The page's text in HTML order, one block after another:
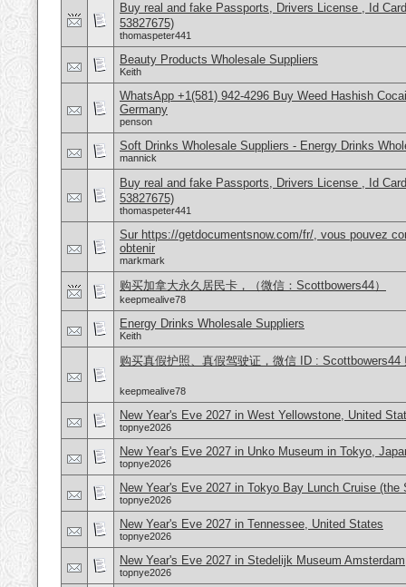
Buy real and fake Passports, Drivers License , Id
53827675)
thomaspeter441
Beauty Products Wholesale Suppliers
Keith
WhatsApp +1(581) 942-4296 Buy Weed Hashish
Germany
penson
Soft Drinks Wholesale Suppliers - Energy Drinks
mannick
Buy real and fake Passports, Drivers License , Id
53827675)
thomaspeter441
Sur https://getdocumentsnow.com/fr/, vous pouvez
obtenir
markmark
购买加拿大永久居民卡，（微信：Scottbowers44）
keepmealive78
Energy Drinks Wholesale Suppliers
Keith
购买真假护照、真假驾驶证，微信 ID :
keepmealive78
New Year's Eve 2027 in West Yellowstone, United
topnye2026
New Year's Eve 2027 in Unko Museum in Tokyo,
topnye2026
New Year's Eve 2027 in Tokyo Bay Lunch Cruise (the
topnye2026
New Year's Eve 2027 in Tennessee, United States
topnye2026
New Year's Eve 2027 in Stedelijk Museum
topnye2026